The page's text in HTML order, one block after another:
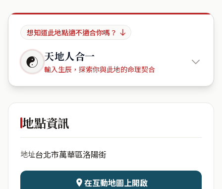
想知道此地點適不適合你嗎？
☯ 天地人合一
輸入生辰，探索你與此地的命理契合
西寧國宅
日期 出生時辰
地點資訊
地址台北市萬華區洛陽街
在互動地圖上開啟